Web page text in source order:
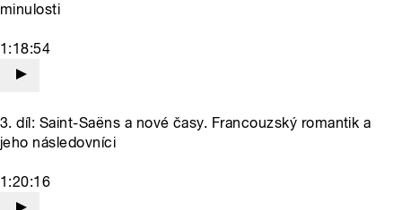
minulosti
1:18:54
3. díl: Saint-Saëns a nové časy. Francouzský romantik a
jeho následovníci
1:20:16